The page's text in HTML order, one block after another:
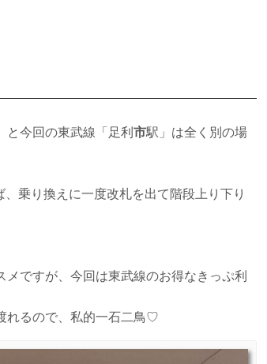
」と今回の東武線「足利 市駅」は全く別の場
乗り換えに一度改札を出て階段上り下り
ですが、今回は東武線のお得なきっぷ利
れるので、私的一石二鳥♡